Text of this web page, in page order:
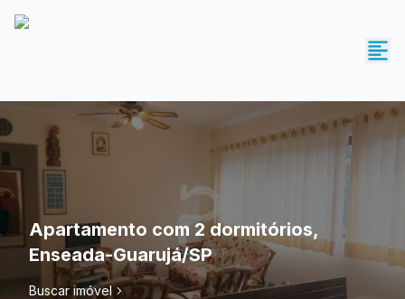
Apartamento com 2 dormitórios,
Enseada-Guarujá/SP
Buscar imóvel